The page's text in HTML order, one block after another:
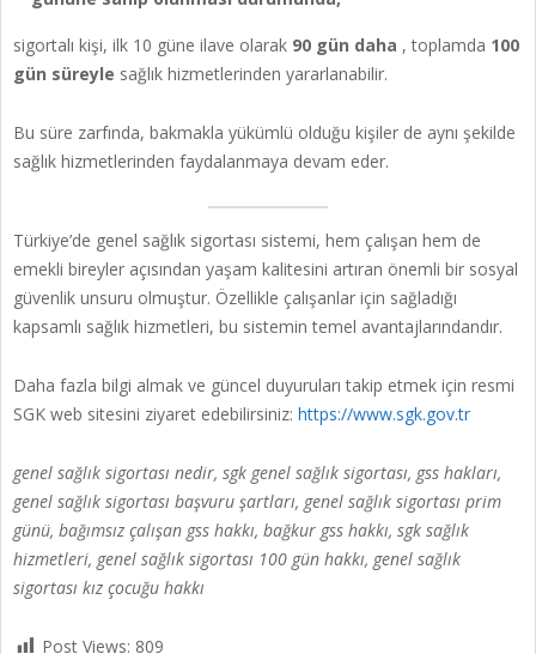
sigortalı kişi, ilk 10 güne ilave olarak 90 gün daha , toplamda 100
gün süreyle sağlık hizmetlerinden yararlanabilir.
Bu süre zarfında, bakmakla yükümlü olduğu kişiler de aynı şekilde
sağlık hizmetlerinden faydalanmaya devam eder.
Türkiye’de genel sağlık sigortası sistemi, hem çalışan hem de
emekli bireyler açısından yaşam kalitesini artıran önemli bir sosyal
güvenlik unsuru olmuştur. Özellikle çalışanlar için sağladığı
kapsamlı sağlık hizmetleri, bu sistemin temel avantajlarındandır.
Daha fazla bilgi almak ve güncel duyuruları takip etmek için resmi
SGK web sitesini ziyaret edebilirsiniz: https://www.sgk.gov.tr
genel sağlık sigortası nedir, sgk genel sağlık sigortası, gss hakları,
genel sağlık sigortası başvuru şartları, genel sağlık sigortası prim
günü, bağımsız çalışan gss hakkı, bağkur gss hakkı, sgk sağlık
hizmetleri, genel sağlık sigortası 100 gün hakkı, genel sağlık
sigortası kız çocuğu hakkı
Post Views: 809